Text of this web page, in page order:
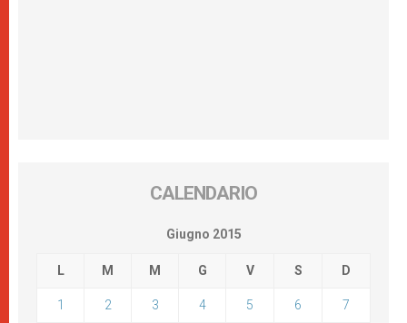
CALENDARIO
Giugno 2015
L M M G V S D
1 2 3 4 5 6 7